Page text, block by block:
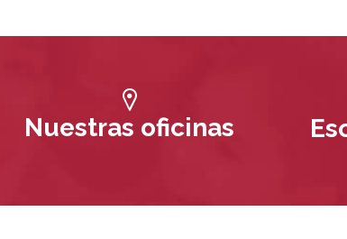
Nuestras oficinas